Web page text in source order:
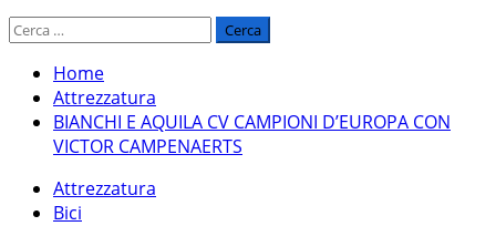
Ricerca
Home
Attrezzatura
BIANCHI E AQUILA CV CAMPIONI D’EUROPA CON
VICTOR CAMPENAERTS
Attrezzatura
Bici